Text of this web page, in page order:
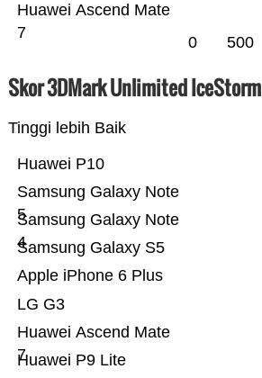
Huawei Ascend Mate
7
0 500
Skor 3DMark Unlimited IceStorm
Tinggi lebih Baik
Huawei P9 Lite
Huawei Ascend Mate
7
LG G3
Apple iPhone 6 Plus
Samsung Galaxy S5
Samsung Galaxy Note
4
Samsung Galaxy Note
5
Huawei P10